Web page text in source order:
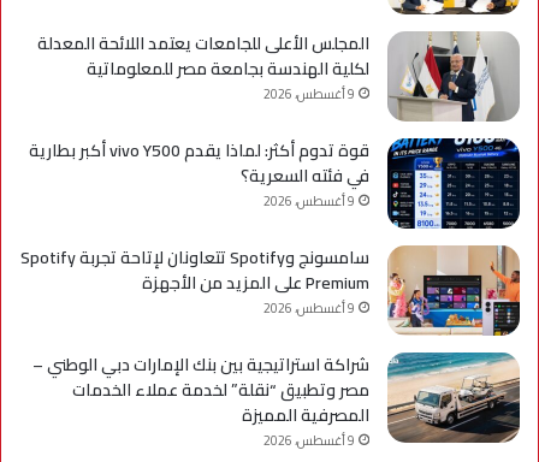
المجلس الأعلى للجامعات يعتمد اللائحة المعدلة
لكلية الهندسة بجامعة مصر للمعلوماتية
9 أغسطس، 2026
قوة تدوم أكثر: لماذا يقدم vivo Y500 أكبر بطارية
في فئته السعرية؟
9 أغسطس، 2026
سامسونج وSpotify تتعاونان لإتاحة تجربة Spotify
Premium على المزيد من الأجهزة
9 أغسطس، 2026
شراكة استراتيجية بين بنك الإمارات دبي الوطني –
مصر وتطبيق “نقلة” لخدمة عملاء الخدمات
المصرفية المميزة
9 أغسطس، 2026